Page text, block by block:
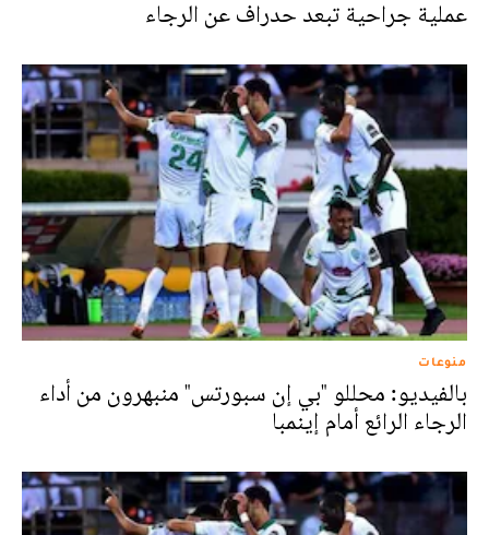
عملية جراحية تبعد حدراف عن الرجاء
منوعات
بالفيديو: محللو "بي إن سبورتس" منبهرون من أداء
الرجاء الرائع أمام إينمبا